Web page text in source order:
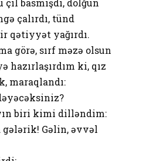
çalırdı, tünd
qətiyyət yağırdı.
görə, sırf məzə olsun
hazırlaşırdım ki, qız
maraqlandı:
biri kimi dilləndim:
gələrik! Gəlin, əvvəl